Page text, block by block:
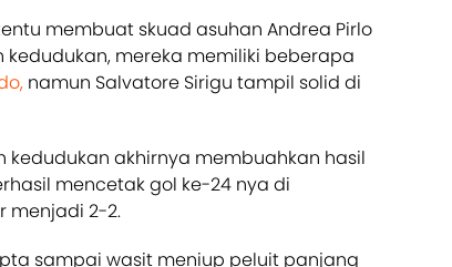
membuat skuad asuhan Andrea Pirlo
mereka memiliki beberapa
namun Salvatore Sirigu tampil solid di
kedudukan akhirnya membuahkan hasil
mencetak gol ke-24 nya di
menjadi 2-2.
sampai wasit meniup peluit panjang